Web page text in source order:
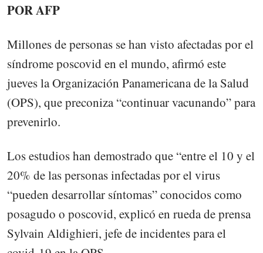
POR AFP
Millones de personas se han visto afectadas por el
síndrome poscovid en el mundo, afirmó este
jueves la Organización Panamericana de la Salud
(OPS), que preconiza “continuar vacunando” para
prevenirlo.
Los estudios han demostrado que “entre el 10 y el
20% de las personas infectadas por el virus
“pueden desarrollar síntomas” conocidos como
posagudo o poscovid, explicó en rueda de prensa
Sylvain Aldighieri, jefe de incidentes para el